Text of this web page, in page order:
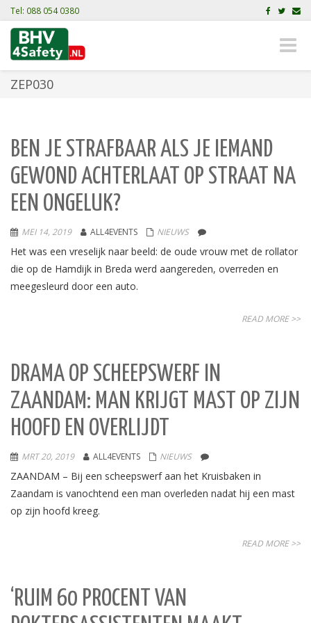
Tel: 088 054 0380
Toggle
ZEP030
BEN JE STRAFBAAR ALS JE IEMAND
GEWOND ACHTERLAAT OP STRAAT NA
EEN ONGELUK?
MEI 14, 2019 ALL4EVENTS NIEUWS
Het was een vreselijk naar beeld: de oude vrouw met de rollator
die op de Hamdijk in Breda werd aangereden, overreden en
meegesleurd door een auto.
READ MORE >>
DRAMA OP SCHEEPSWERF IN
ZAANDAM: MAN KRIJGT MAST OP ZIJN
HOOFD EN OVERLIJDT
MRT 20, 2019 ALL4EVENTS NIEUWS
ZAANDAM – Bij een scheepswerf aan het Kruisbaken in
Zaandam is vanochtend een man overleden nadat hij een mast
op zijn hoofd kreeg.
READ MORE >>
‘RUIM 60 PROCENT VAN